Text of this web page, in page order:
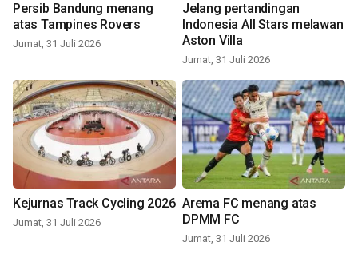
Persib Bandung menang
atas Tampines Rovers
Jumat, 31 Juli 2026
Jelang pertandingan
Indonesia All Stars melawan
Aston Villa
Jumat, 31 Juli 2026
Kejurnas Track Cycling 2026
Jumat, 31 Juli 2026
Arema FC menang atas
DPMM FC
Jumat, 31 Juli 2026